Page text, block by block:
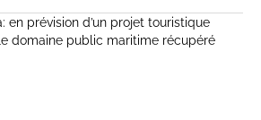
en prévision d’un projet touristique
domaine public maritime récupéré